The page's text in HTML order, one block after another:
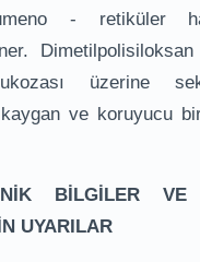
- retiküler
üzerine
ve koruyucu
BİLGİLER VE
UYARILAR